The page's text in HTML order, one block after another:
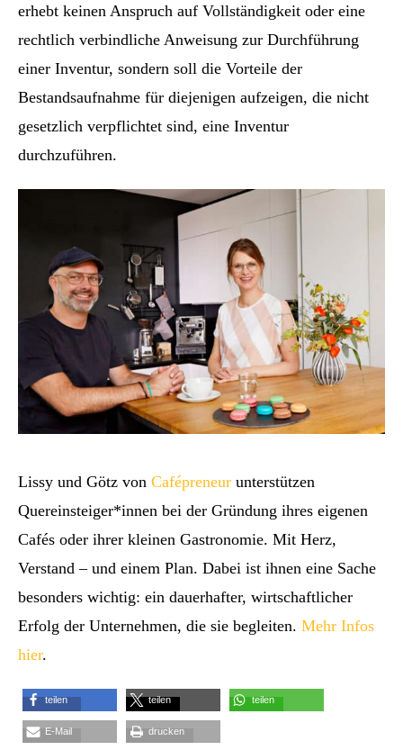
erhebt keinen Anspruch auf Vollständigkeit oder eine
rechtlich verbindliche Anweisung zur Durchführung
einer Inventur, sondern soll die Vorteile der
Bestandsaufnahme für diejenigen aufzeigen, die nicht
gesetzlich verpflichtet sind, eine Inventur
durchzuführen.
Lissy und Götz von Cafépreneur unterstützen
Quereinsteiger*innen bei der Gründung ihres eigenen
Cafés oder ihrer kleinen Gastronomie. Mit Herz,
Verstand – und einem Plan. Dabei ist ihnen eine Sache
besonders wichtig: ein dauerhafter, wirtschaftlicher
Erfolg der Unternehmen, die sie begleiten. Mehr Infos
hier.
teilen teilen teilen
E-Mail drucken